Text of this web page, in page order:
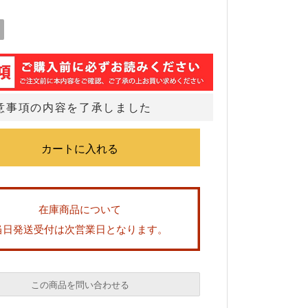
事項の内容を了承しました
在庫商品について
日発送受付は次営業日となります。
この商品を問い合わせる